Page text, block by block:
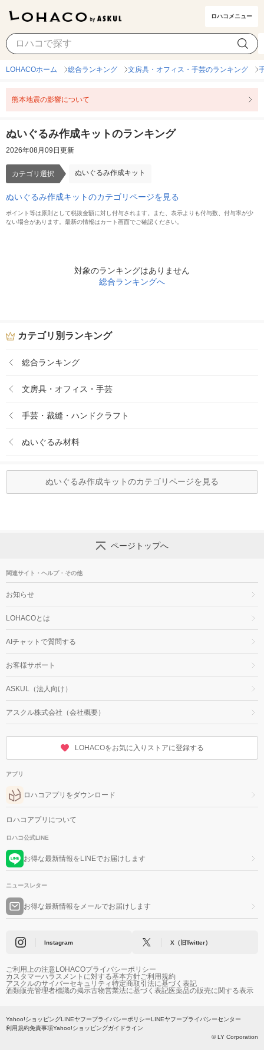
ロハコメニュー
ぬいぐるみ作成キット カテゴリ選択
LOHACOホーム 総合ランキング 文房具・オフィス・手芸のランキング
熊本地震の影響について
ぬいぐるみ作成キットのランキング
2026年08月09日更新
カテゴリ選択 ぬいぐるみ作成キット
ぬいぐるみ作成キットのカテゴリページを見る
ポイント等は原則として税抜金額に対し付与されます。また、表示よりも付与数、付与率が少
ない場合があります。最新の情報はカート画面でご確認ください。
対象のランキングはありません
総合ランキングへ
カテゴリ別ランキング
総合ランキング
文房具・オフィス・手芸
手芸・裁縫・ハンドクラフト
ぬいぐるみ材料
ぬいぐるみ作成キットのカテゴリページを見る
ページトップへ
関連サイト・ヘルプ・その他
お知らせ
LOHACOとは
AIチャットで質問する
お客様サポート
ASKUL（法人向け）
アスクル株式会社（会社概要）
LOHACOをお気に入りストアに登録する
アプリ
ロハコアプリをダウンロード
ロハコアプリについて
ロハコ公式LINE
お得な最新情報をLINEでお届けします
ニュースレター
お得な最新情報をメールでお届けします
Instagram X（旧Twitter）
ご利用上の注意LOHACOプライバシーポリシー
カスタマーハラスメントに対する基本方針ご利用規約
アスクルのサイバーセキュリティ特定商取引法に基づく表記
酒類販売管理者標識の掲示古物営業法に基づく表記医薬品の販売に関する表示
Yahoo!ショッピングLINEヤフープライバシーポリシーLINEヤフープライバシーセンター
利用規約免責事項Yahoo!ショッピングガイドライン
© LY Corporation